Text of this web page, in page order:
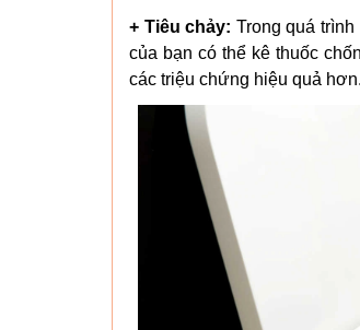
+ Tiêu chảy: Trong quá
của bạn có thể kê thuốc
các triệu chứng hiệu quả hơn.